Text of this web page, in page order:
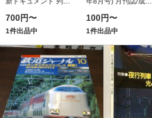
1995 (リバイバル作品
集 20世紀の鉄道メモ
リアル) （大型本）
700円〜
1件出品中
100円〜
1件出品中